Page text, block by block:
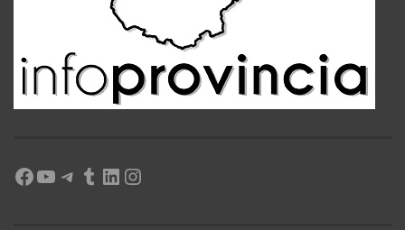
Facebook
YouTube
Telegram
Tumblr
LinkedIn
Instagram